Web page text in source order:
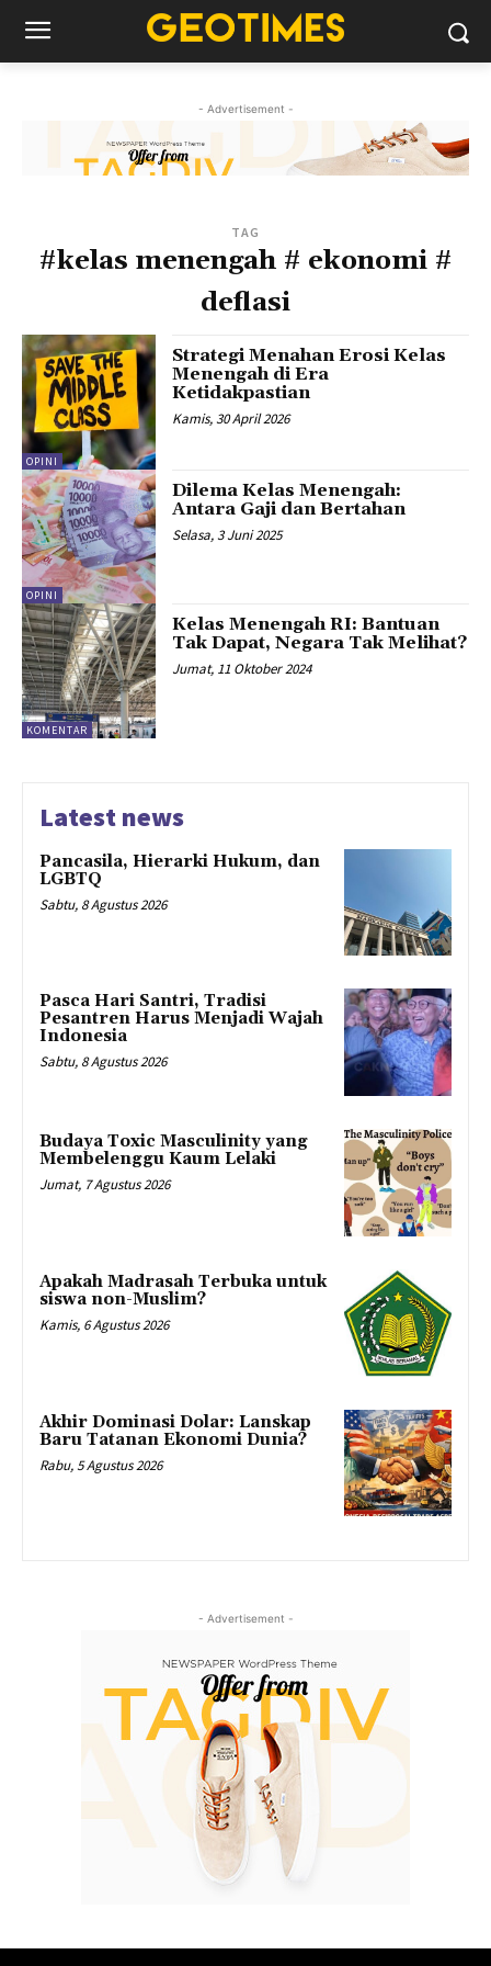
- Advertisement -
TAG
#kelas menengah # ekonomi #
deflasi
OPINI
Strategi Menahan Erosi Kelas
Menengah di Era
Ketidakpastian
Kamis, 30 April 2026
OPINI
Dilema Kelas Menengah:
Antara Gaji dan Bertahan
Selasa, 3 Juni 2025
KOMENTAR
Kelas Menengah RI: Bantuan
Tak Dapat, Negara Tak Melihat?
Jumat, 11 Oktober 2024
Latest news
Pancasila, Hierarki Hukum, dan
LGBTQ
Sabtu, 8 Agustus 2026
Pasca Hari Santri, Tradisi
Pesantren Harus Menjadi Wajah
Indonesia
Sabtu, 8 Agustus 2026
Budaya Toxic Masculinity yang
Membelenggu Kaum Lelaki
Jumat, 7 Agustus 2026
Apakah Madrasah Terbuka untuk
siswa non-Muslim?
Kamis, 6 Agustus 2026
Akhir Dominasi Dolar: Lanskap
Baru Tatanan Ekonomi Dunia?
Rabu, 5 Agustus 2026
- Advertisement -